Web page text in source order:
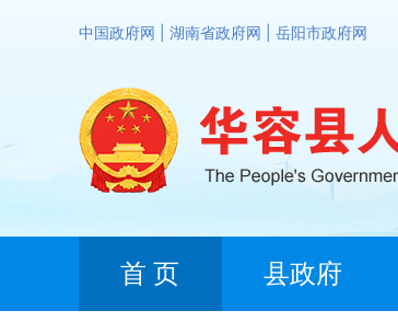
中国政府网 湖南省政府网 岳阳市政府网
首 页 县政府